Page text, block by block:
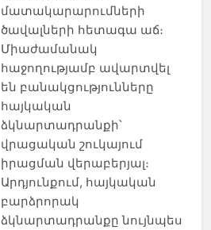
մատակարարումների
ծավալների հետագա աճ։
Միաժամանակ
հաջողությամբ ավարտվել
են բանակցությունները
հայկական
ձկնարտադրանքի՝
վրացական շուկայում
իրացման վերաբերյալ։
Արդյունքում, հայկական
բարձրորակ
ձկնարտադրանքը նույնպես